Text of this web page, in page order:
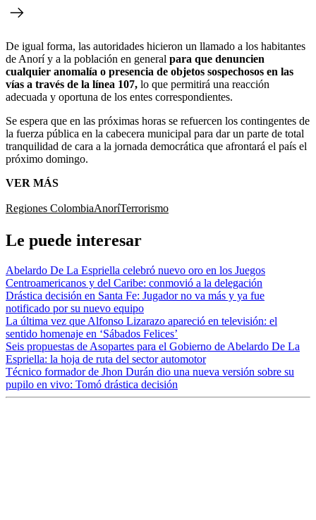
De igual forma, las autoridades hicieron un llamado a los habitantes
de Anorí y a la población en general para que denuncien
cualquier anomalía o presencia de objetos sospechosos en las
vías a través de la línea 107, lo que permitirá una reacción
adecuada y oportuna de los entes correspondientes.
Se espera que en las próximas horas se refuercen los contingentes de
la fuerza pública en la cabecera municipal para dar un parte de total
tranquilidad de cara a la jornada democrática que afrontará el país el
próximo domingo.
VER MÁS
Regiones ColombiaAnoríTerrorismo
Le puede interesar
Abelardo De La Espriella celebró nuevo oro en los Juegos
Centroamericanos y del Caribe: conmovió a la delegación
Drástica decisión en Santa Fe: Jugador no va más y ya fue
notificado por su nuevo equipo
La última vez que Alfonso Lizarazo apareció en televisión: el
sentido homenaje en ‘Sábados Felices’
Seis propuestas de Asopartes para el Gobierno de Abelardo De La
Espriella: la hoja de ruta del sector automotor
Técnico formador de Jhon Durán dio una nueva versión sobre su
pupilo en vivo: Tomó drástica decisión